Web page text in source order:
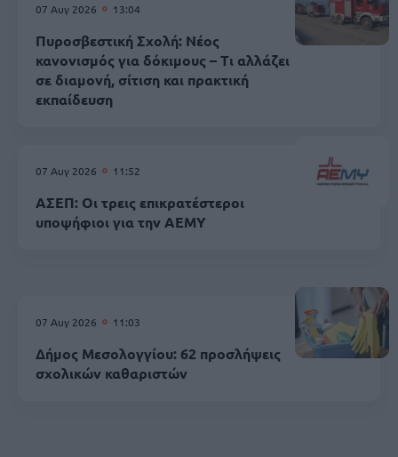
07 Αυγ 2026 13:04
Πυροσβεστική Σχολή: Νέος
κανονισμός για δόκιμους – Τι αλλάζει
σε διαμονή, σίτιση και πρακτική
εκπαίδευση
07 Αυγ 2026 11:52
ΑΣΕΠ: Οι τρεις επικρατέστεροι
υποψήφιοι για την ΑΕΜΥ
07 Αυγ 2026 11:03
Δήμος Μεσολογγίου: 62 προσλήψεις
σχολικών καθαριστών